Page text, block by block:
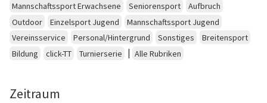
Mannschaftssport Erwachsene
Seniorensport
Aufbruch
Outdoor
Einzelsport Jugend
Mannschaftssport Jugend
Vereinsservice
Personal/Hintergrund Sonstiges
Breitensport
Bildung
click-TT Turnierserie | Alle Rubriken
Zeitraum